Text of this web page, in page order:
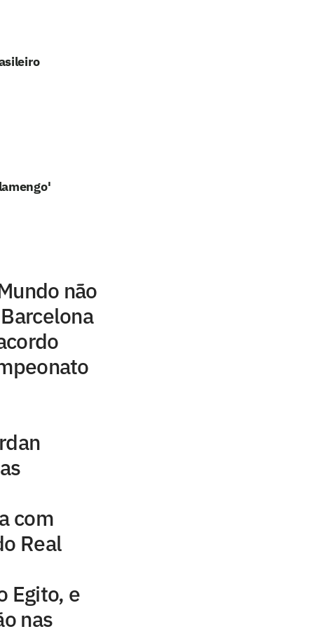
não
com
Real
Egito, e
nas